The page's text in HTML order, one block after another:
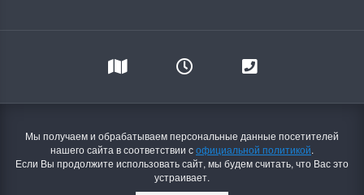
Мы получаем и обрабатываем персональные данные посетителей
нашего сайта в соответствии софициальной политикой.
Если Вы продолжите использовать сайт, мы будем считать, что Вас это
устраивает.